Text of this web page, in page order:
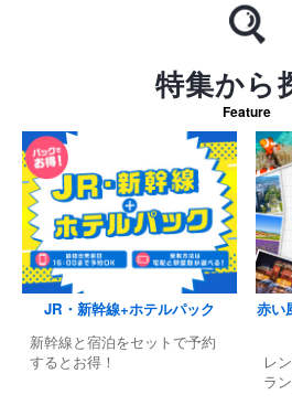
特集から
Feature
JR・新幹線+ホテルパック
新幹線と宿泊をセットで予約
するとお得！
赤い
レ
ラ